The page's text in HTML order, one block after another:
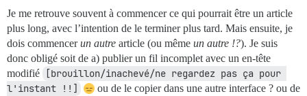
Je me retrouve souvent à commencer ce qui pourrait être un article
plus long, avec l’intention de le terminer plus tard. Mais ensuite, je
dois commencerun autre article (ou même un autre !?). Je suis
donc obligé soit de a) publier un fil incomplet avec un en-tête
modifié
[brouillon/inachevé/ne regardez pas ça pour
l'instant !!]
ou de le copier dans une autre interface ? ou de